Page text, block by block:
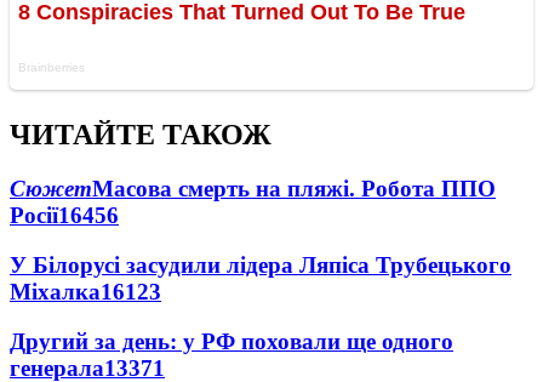
ЧИТАЙТЕ ТАКОЖ
СюжетМасова смерть на пляжі. Робота ППО
Росії16456
У Білорусі засудили лідера Ляпіса Трубецького
Міхалка16123
Другий за день: у РФ поховали ще одного
генерала13371